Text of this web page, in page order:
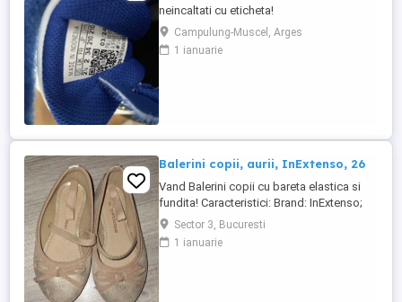
neincaltati cu eticheta!
Campulung-Muscel, Arges
1 ianuarie
Balerini copii, aurii, InExtenso, 26
Vand Balerini copii cu bareta elastica si
fundita! Caracteristici: Brand: InExtenso;
Culoare: Auriu cu sclipici; Marime: 26;
Material: Imitatie de piele; Pentru: Fete.
Sector 3, Bucuresti
1 ianuarie